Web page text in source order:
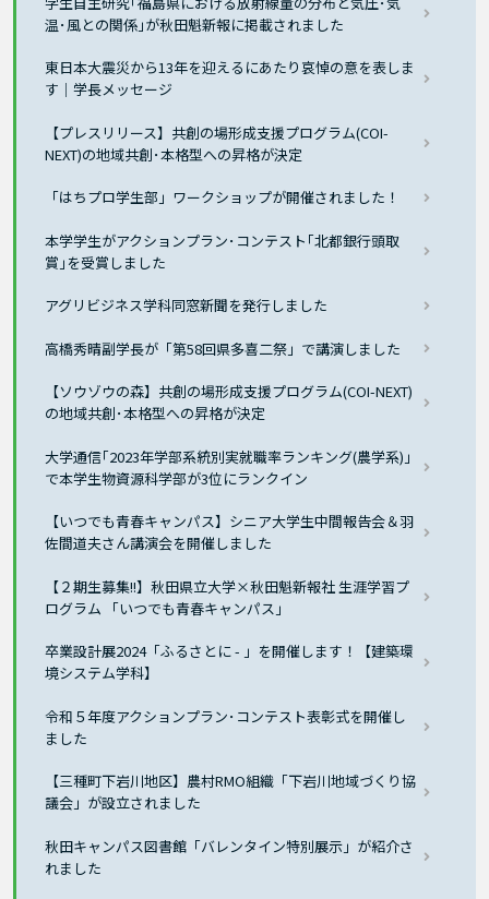
温･風との関係｣が秋田魁新報に掲載されました
東日本大震災から13年を迎えるにあたり哀悼の意を表しま
す｜学長メッセージ
【プレスリリース】共創の場形成支援プログラム(COI-
NEXT)の地域共創･本格型への昇格が決定
「はちプロ学生部」ワークショップが開催されました！
本学学生がアクションプラン･コンテスト｢北都銀行頭取
賞｣を受賞しました
アグリビジネス学科同窓新聞を発行しました
高橋秀晴副学長が「第58回県多喜二祭」で講演しました
【ソウゾウの森】共創の場形成支援プログラム(COI-NEXT)
の地域共創･本格型への昇格が決定
大学通信｢2023年学部系統別実就職率ランキング(農学系)｣
で本学生物資源科学部が3位にランクイン
【いつでも青春キャンパス】シニア大学生中間報告会＆羽
佐間道夫さん講演会を開催しました
【２期生募集!!】秋田県立大学×秋田魁新報社 生涯学習プ
ログラム 「いつでも青春キャンパス」
卒業設計展2024「ふるさとに - 」を開催します！【建築環
境システム学科】
令和５年度アクションプラン･コンテスト表彰式を開催し
ました
【三種町下岩川地区】農村RMO組織「下岩川地域づくり協
議会」が設立されました
秋田キャンパス図書館「バレンタイン特別展示」が紹介さ
れました